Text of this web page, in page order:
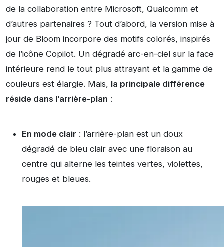
de la collaboration entre Microsoft, Qualcomm et
d’autres partenaires ? Tout d’abord, la version mise à
jour de Bloom incorpore des motifs colorés, inspirés
de l’icône Copilot. Un dégradé arc-en-ciel sur la face
intérieure rend le tout plus attrayant et la gamme de
couleurs est élargie. Mais, la principale différence
réside dans l’arrière-plan :
En mode clair : l’arrière-plan est un doux
dégradé de bleu clair avec une floraison au
centre qui alterne les teintes vertes, violettes,
rouges et bleues.